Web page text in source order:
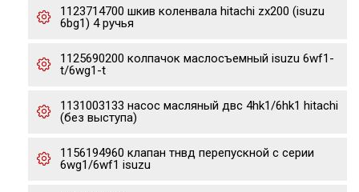
1123714700 шкив коленвала hitachi zx200 (isuzu
6bg1) 4 ручья
1125690200 колпачок маслосъемный isuzu 6wf1-
t/6wg1-t
1131003133 насос масляный двс 4hk1/6hk1 hitachi
(без выступа)
1156194960 клапан тнвд перепускной с серии
6wg1/6wf1 isuzu